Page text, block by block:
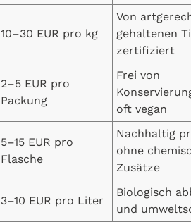
10–30 EUR pro kg
Von
gehaltenen
zertifiziert
2–5 EUR pro
Packung
Frei von
oft vegan
5–15 EUR pro
Flasche
Nachhaltig
ohne
Zusätze
3–10 EUR pro Liter
Biologisch
und